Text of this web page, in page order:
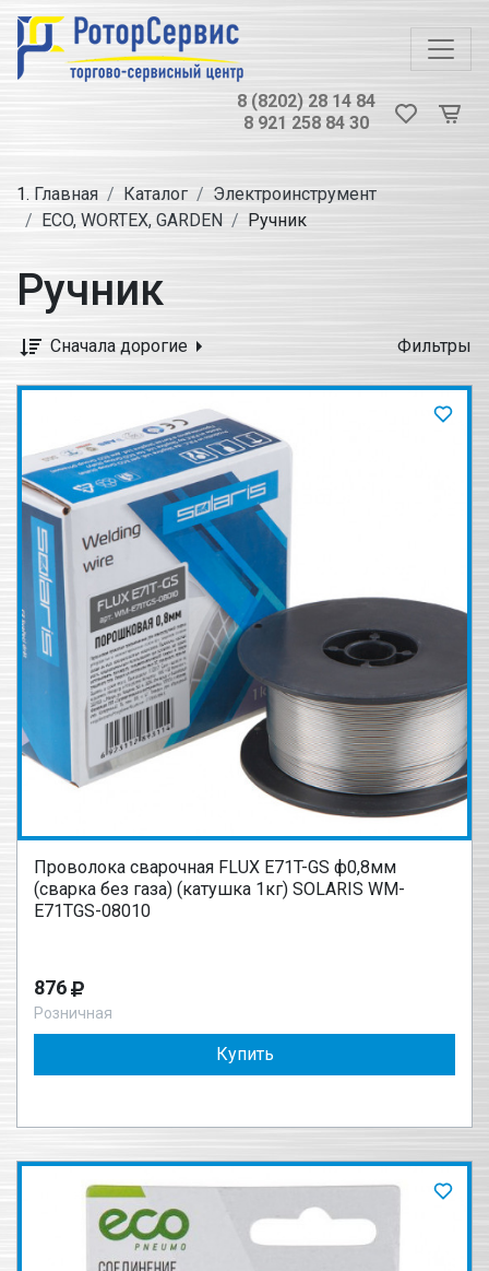
8 (8202) 28 14 84
8 921 258 84 30
Главная Каталог
Электроинструмент
ECO, WORTEX, GARDEN
Ручник
Ручник
Сначала дорогие Фильтры
Проволока сварочная FLUX E71T-GS ф0,8мм
(сварка без газа) (катушка 1кг) SOLARIS WM-
E71TGS-08010
876
Розничная
Купить